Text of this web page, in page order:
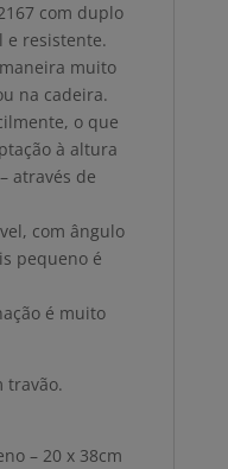
com duplo
resistente.
muito
na cadeira.
o que
à altura
através de
com ângulo
pequeno é
é muito
travão.
– 20 x 38cm